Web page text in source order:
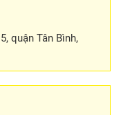
quận Tân Bình,